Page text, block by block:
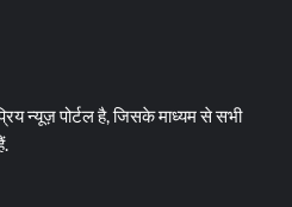
न्यूज़ पोर्टल है, जिसके माध्यम से सभी